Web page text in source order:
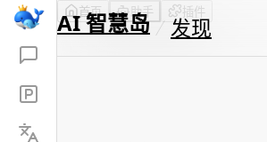
AI 智慧岛 发现
首页 助手 插件